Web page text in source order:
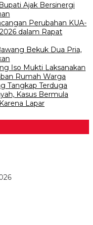
Ajak Bersinergi
Perubahan KUA-
dalam Rapat
Bekuk Dua Pria,
Iso Mukti Laksanakan
Rumah Warga
Tangkap Terduga
Kasus Bermula
Lapar